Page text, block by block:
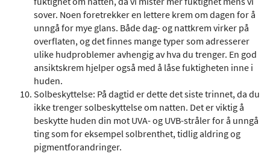
sover. Noen foretrekker en lettere krem om dagen for å
unngå for mye glans. Både dag- og nattkrem virker på
overflaten, og det finnes mange typer som adresserer
ulike hudproblemer avhengig av hva du trenger. En god
ansiktskrem hjelper også med å låse fuktigheten inne i
huden.
Solbeskyttelse: På dagtid er dette det siste trinnet, da du
ikke trenger solbeskyttelse om natten. Det er viktig å
beskytte huden din mot UVA- og UVB-stråler for å unngå
ting som for eksempel solbrenthet, tidlig aldring og
pigmentforandringer.